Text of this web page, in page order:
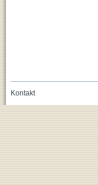
Kontakt